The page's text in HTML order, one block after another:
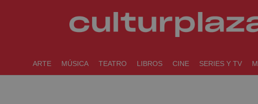
ARTE MÚSICA TEATRO LIBROS CINE SERIES Y TV